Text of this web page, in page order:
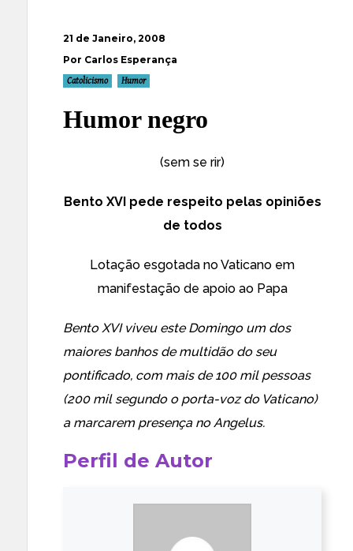
21 de Janeiro, 2008
Por Carlos Esperança
Catolicismo Humor
Humor negro
(sem se rir)
Bento XVI pede respeito pelas opiniões
de todos
Lotação esgotada no Vaticano em
manifestação de apoio ao Papa
Bento XVI viveu este Domingo um dos
maiores banhos de multidão do seu
pontificado, com mais de 100 mil pessoas
(200 mil segundo o porta-voz do Vaticano)
a marcarem presença no Angelus.
Perfil de Autor